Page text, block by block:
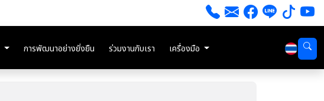
การพัฒนาอย่างยั่งยืน ร่วมงานกับเรา เครื่องมือ